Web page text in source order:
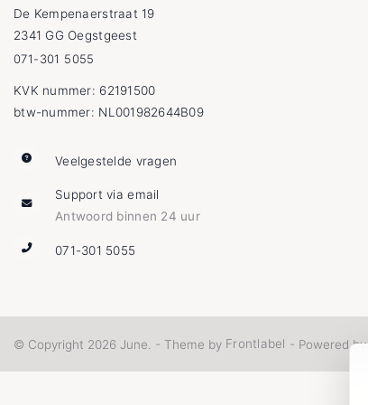
De Kempenaerstraat 19
2341 GG Oegstgeest
071-301 5055
KVK nummer: 62191500
btw-nummer: NL001982644B09
Veelgestelde vragen
Support via email
Antwoord binnen 24 uur
071-301 5055
© Copyright 2026 June. - Theme by Frontlabel - Powered by